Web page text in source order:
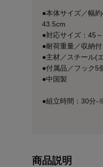
●本体サイズ／幅
43.5cm
●対応サイズ：45
●耐荷重量／収納
●主材／スチール(
●付属品／フック5
●中国製
●組立時間：30分-
商品説明